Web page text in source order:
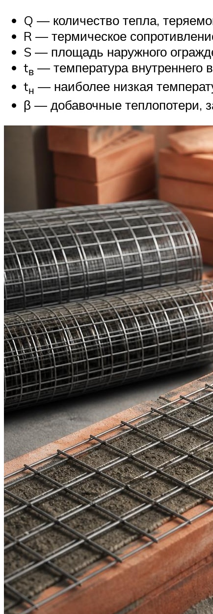
Q — количество тепла,
R — термическое
S — площадь наружного
tв — температура внутреннего
tн — наиболее низкая
β — добавочные теплопотери,